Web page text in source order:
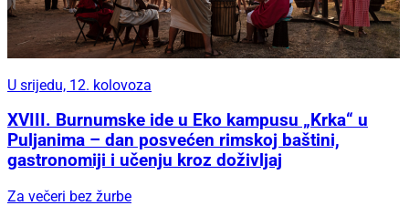
U srijedu, 12. kolovoza
XVIII. Burnumske ide u Eko kampusu „Krka“ u
Puljanima – dan posvećen rimskoj baštini,
gastronomiji i učenju kroz doživljaj
Za večeri bez žurbe